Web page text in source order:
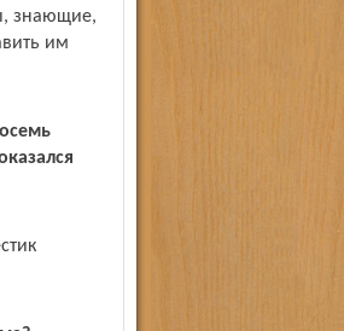
знающие,
им